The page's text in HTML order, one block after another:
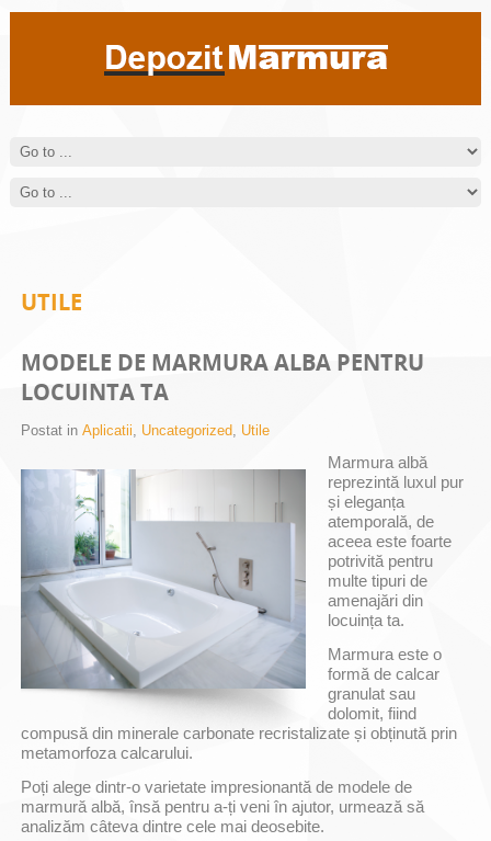
Blaturile de bucatarie din marmura sunt foarte elegante si de asemenea
UTILE
MODELE DE MARMURA ALBA PENTRU
LOCUINTA TA
Postat in Aplicatii Uncategorized Utile
Marmura albă
reprezintă luxul pur
și eleganța
atemporală, de
aceea este foarte
potrivită pentru
multe tipuri de
amenajări din
locuința ta.
Marmura este o
formă de calcar
granulat sau
dolomit, fiind
compusă din minerale carbonate recristalizate și obținută prin
metamorfoza calcarului.
Poți alege dintr-o varietate impresionantă de modele de
marmură albă, însă pentru a-ți veni în ajutor, urmează să
analizăm câteva dintre cele mai deosebite.